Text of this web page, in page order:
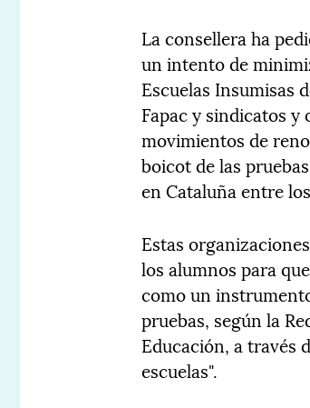
La consellera ha
un intento de
Escuelas Insumisas
Fapac y sindicatos
movimientos de
boicot de las
en Cataluña entre
Estas
los alumnos para
como un
pruebas, según la
Educación, a través
escuelas".